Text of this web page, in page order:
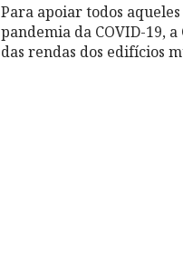
Para apoiar todos
pandemia da COVID-19,
das rendas dos edifícios